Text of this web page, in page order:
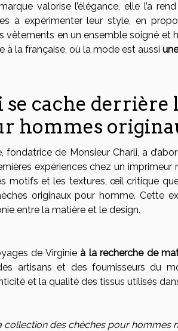
valorise l’élégance, elle l’a
à expérimenter leur style, en
vêtements en un ensemble soigné et
à la française, où la mode est aussi
se cache derrière
hommes
fondatrice de Monsieur Charli, a
expériences chez un
motifs et les textures, œil critique
originaux pour homme. Cette
entre la matière et le design.
de Virginie à la recherche de
artisans et des fournisseurs du
et la qualité des tissus utilisés
collection des chèches pour hommes